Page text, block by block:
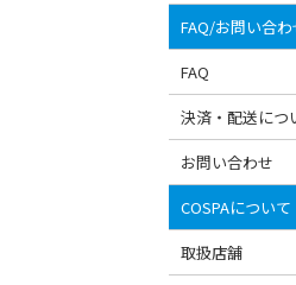
FAQ/お問い合わ
FAQ
決済・配送につ
お問い合わせ
COSPAについて
取扱店舗